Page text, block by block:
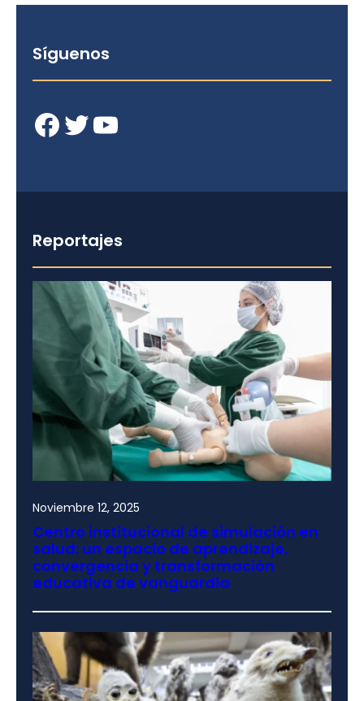
Síguenos
Facebook Twitter YouTube
Reportajes
Noviembre 12, 2025
Centro institucional de simulación en
salud: un espacio de aprendizaje,
convergencia y transformación
educativa de vanguardia